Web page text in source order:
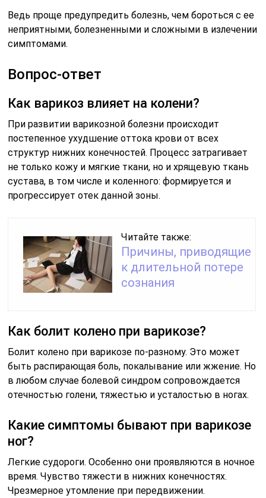
Ведь проще предупредить болезнь, чем бороться с ее
неприятными, болезненными и сложными в излечении
симптомами.
Вопрос-ответ
Как варикоз влияет на колени?
При развитии варикозной болезни происходит
постепенное ухудшение оттока крови от всех
структур нижних конечностей. Процесс затрагивает
не только кожу и мягкие ткани, но и хрящевую ткань
сустава, в том числе и коленного: формируется и
прогрессирует отек данной зоны.
Читайте также:
Причины, приводящие
к длительной потере
сознания
Как болит колено при варикозе?
Болит колено при варикозе по-разному. Это может
быть распирающая боль, покалывание или жжение. Но
в любом случае болевой синдром сопровождается
отечностью голени, тяжестью и усталостью в ногах.
Какие симптомы бывают при варикозе
ног?
Легкие судороги. Особенно они проявляются в ночное
время. Чувство тяжести в нижних конечностях.
Чрезмерное утомление при передвижении.